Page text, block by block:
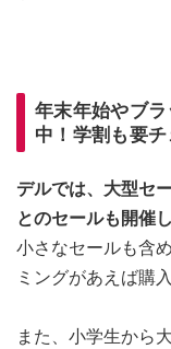
年末年始やブ
中！学割も要チ
デルでは、大型セ
とのセールも開催
小さなセールも含
ミングがあえば購
また、小学生から